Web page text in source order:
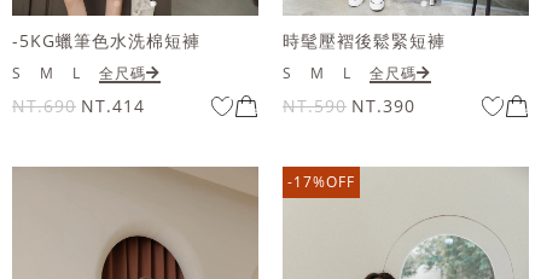
-5KG蠟筆色水洗棉短褲
S M L 全尺碼
NT.690 NT.414
時髦壓褶後鬆緊短褲
S M L 全尺碼
NT.590 NT.390
-17%OFF